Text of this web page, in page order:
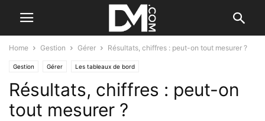
Home Gestion Gérer Résultats, chiffres : peut-on tout mesurer ?
Gestion Gérer Les tableaux de bord
Résultats, chiffres : peut-on
tout mesurer ?